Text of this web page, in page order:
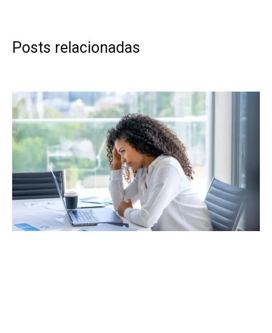
Posts relacionadas